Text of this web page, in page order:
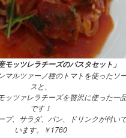
モッツレラチーズのパスタセット」
マルツァーノ種のトマトを使ったソ
スと、
ッツァレラチーズを贅沢に使った一
です！
プ、サラダ、パン、ドリンクが付い
います。￥1760